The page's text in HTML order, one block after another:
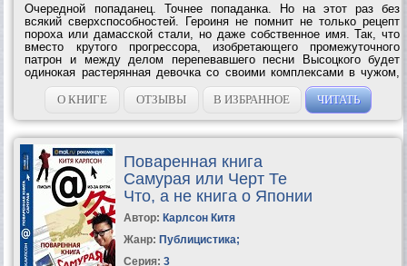
Очередной попаданец. Точнее попаданка. Но на этот раз без
всякий сверхспособностей. Героиня не помнит не только рецепт
пороха или дамасской стали, но даже собственное имя. Так, что
вместо крутого прогрессора, изобретающего промежуточного
патрон и между делом перепевавшего песни Высоцкого будет
одинокая растерянная девочка со своими комплексами в чужом,
равнодушном...
О КНИГЕ
ОТЗЫВЫ В ИЗБРАННОЕ ЧИТАТЬ
Поваренная книга
Самурая или Черт Те
Что, а не книга о Японии
Автор: Карлсон Китя
Жанр: Публицистика;
Серия: 3